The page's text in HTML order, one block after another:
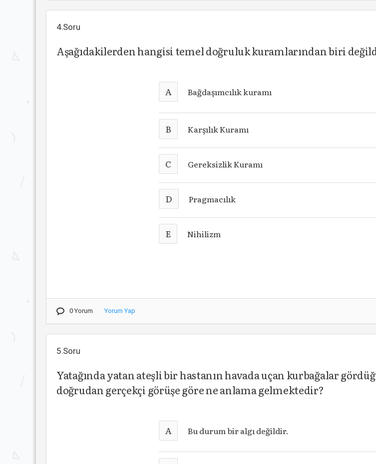
4.Soru
Aşağıdakilerden hangisi temel doğruluk kuramlarından biri
A Bağdaşımcılık kuramı
B Karşılık Kuramı
C Gereksizlik Kuramı
D Pragmacılık
E Nihilizm
0 Yorum Yorum Yap
5.Soru
Yatağında yatan ateşli bir hastanın havada uçan kurbağalar
doğrudan gerçekçi görüşe göre ne anlama gelmektedir?
A Bu durum bir algı değildir.